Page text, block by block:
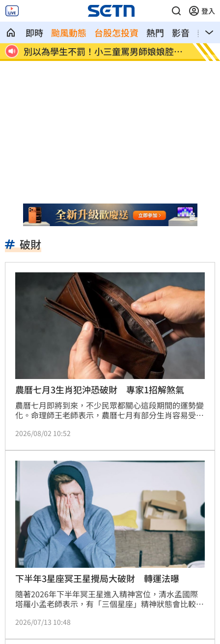
登入
即時 颱風動態 台股怎投資 熱門 影音
熱搜
判
桃猿3新秀剛報到就上場 曾總坦言有點快
憂22
養
破財
農曆七月3生肖犯沖恐破財 專家1招解煞氣
農曆七月即將到來，不少民眾都關心這段期間的運勢變
化。命理師王老師表示，農曆七月有部分生肖容易受到
醒民眾凡事多留意、保持低調，有助於平安度過農曆七
2026/08/02 10:52
下半年3星座冥王星攪局大破財 轉運法曝
隨著2026年下半年冥王星進入精神宮位，清水孟國際
塔羅小孟老師表示，有「三個星座」精神狀態會比較
羯座受到不同星象影響，建議提前做好規劃，並透過親
2026/07/13 10:48